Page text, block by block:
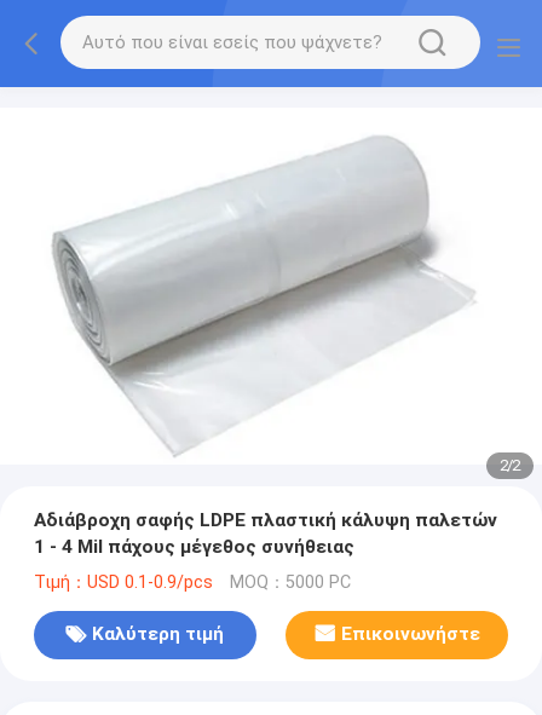
2/2
Αδιάβροχη σαφής LDPE πλαστική κάλυψη παλετών
1 - 4 Mil πάχους μέγεθος συνήθειας
Τιμή：USD 0.1-0.9/pcs MOQ：5000 PC
Καλύτερη τιμή Επικοινωνήστε